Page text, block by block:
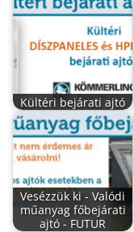
Kültéri bejárati ajtó
Vesézzük ki - Valódi
műanyag főbejárati
ajtó - FUTUR